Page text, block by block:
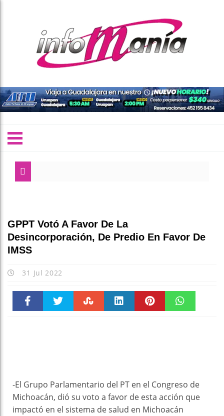
GPPT Votó A Favor De La
Desincorporación, De Predio En Favor De
IMSS
31 Jul 2022
-El Grupo Parlamentario del PT en el Congreso de
Michoacán, dió su voto a favor de esta acción que
impactó en el sistema de salud en Michoacán